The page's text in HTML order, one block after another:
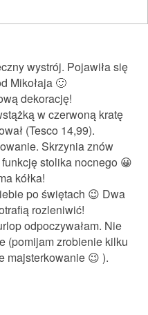
wystrój. Pojawiła się
Mikołaja 🙂
dekorację!
w czerwoną kratę
(Tesco 14,99).
Skrzynia znów
funkcję stolika nocnego 😀
kółka!
po świętach 😉 Dwa
rozleniwić!
odpoczywałam. Nie
(pomijam zrobienie kilku
majsterkowanie 😉 ).